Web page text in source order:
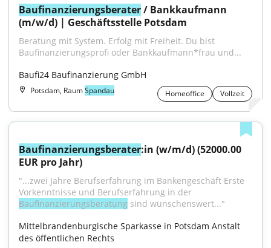
Baufinanzierungsberater / Bankkaufmann
(m/w/d) | Geschäftsstelle Potsdam
Beratung mit System. Erfolg mit Freiheit. Du bist
Baufinanzierungsprofi oder Bankkaufmann*frau und...
Baufi24 Baufinanzierung GmbH
Potsdam, RaumSpandau Homeoffice Vollzeit
Baufinanzierungsberater:in (w/m/d) (52000.00
EUR pro Jahr)
"...zwei Jahre Berufserfahrung im Bankengeschäft Erste
Baufinanzierungsberatung sind wünschenswert..."
Mittelbrandenburgische Sparkasse in Potsdam Anstalt
des öffentlichen Rechts